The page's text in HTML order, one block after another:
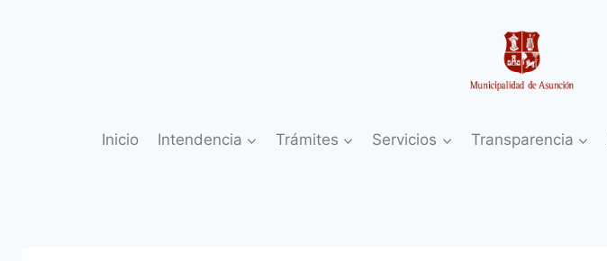
Inicio Intendencia Trámites Servicios Transparencia